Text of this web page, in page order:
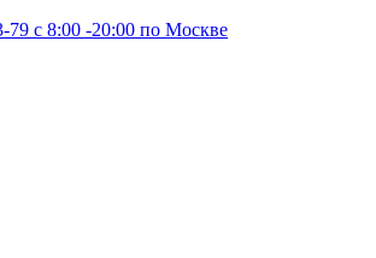
79 c 8:00 -20:00 по Москве